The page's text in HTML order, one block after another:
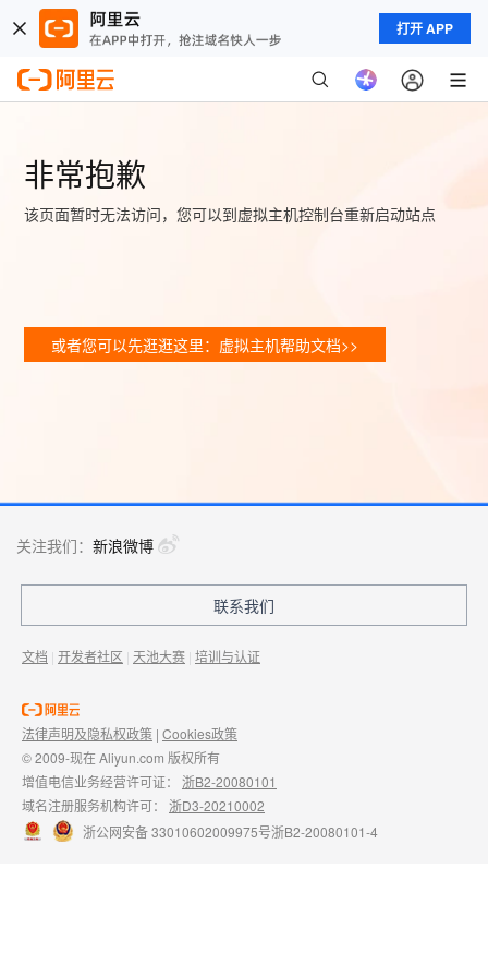
打开 APP
非常抱歉
该页面暂时无法访问，您可以到虚拟主机控制台重新启动站点
或者您可以先逛逛这里：虚拟主机帮助文档>>